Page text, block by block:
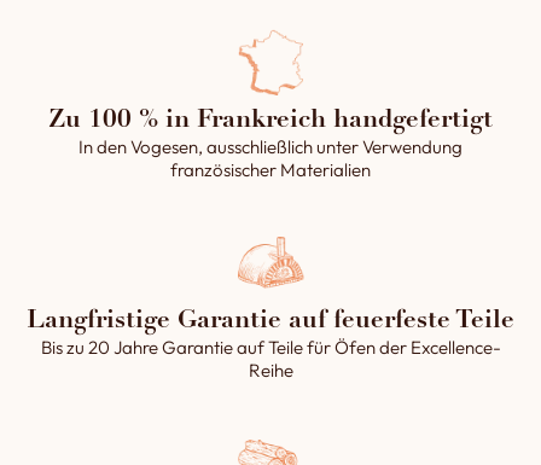
Zu 100 % in Frankreich handgefertigt
In den Vogesen, ausschließlich unter Verwendung
französischer Materialien
Langfristige Garantie auf feuerfeste Teile
Bis zu 20 Jahre Garantie auf Teile für Öfen der Excellence-
Reihe